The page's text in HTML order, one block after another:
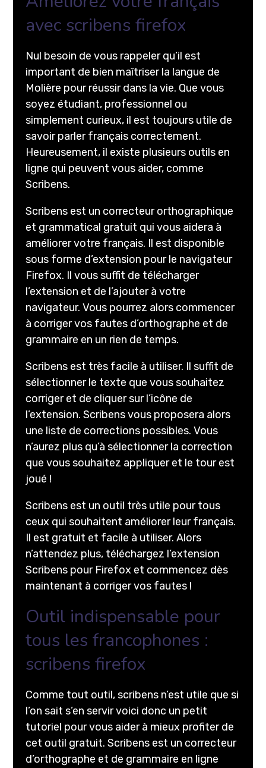
avec scribens firefox
Nul besoin de vous rappeler qu’il est
important de bien maîtriser la langue de
Molière pour réussir dans la vie. Que vous
soyez étudiant, professionnel ou
simplement curieux, il est toujours utile de
savoir parler français correctement.
Heureusement, il existe plusieurs outils en
ligne qui peuvent vous aider, comme
Scribens.
Scribens est un correcteur orthographique
et grammatical gratuit qui vous aidera à
améliorer votre français. Il est disponible
sous forme d’extension pour le navigateur
Firefox. Il vous suffit de télécharger
l’extension et de l’ajouter à votre
navigateur. Vous pourrez alors commencer
à corriger vos fautes d’orthographe et de
grammaire en un rien de temps.
Scribens est très facile à utiliser. Il suffit de
sélectionner le texte que vous souhaitez
corriger et de cliquer sur l’icône de
l’extension. Scribens vous proposera alors
une liste de corrections possibles. Vous
n’aurez plus qu’à sélectionner la correction
que vous souhaitez appliquer et le tour est
joué !
Scribens est un outil très utile pour tous
ceux qui souhaitent améliorer leur français.
Il est gratuit et facile à utiliser. Alors
n’attendez plus, téléchargez l’extension
Scribens pour Firefox et commencez dès
maintenant à corriger vos fautes !
Outil indispensable pour
tous les francophones :
scribens firefox
Comme tout outil, scribens n’est utile que si
l’on sait s’en servir voici donc un petit
tutoriel pour vous aider à mieux profiter de
cet outil gratuit. Scribens est un correcteur
d’orthographe et de grammaire en ligne